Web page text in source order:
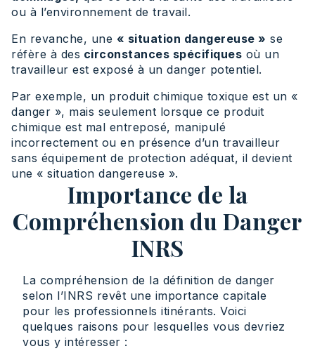
ou à l’environnement de travail.
En revanche, une « situation dangereuse » se
réfère à des circonstances spécifiques où un
travailleur est exposé à un danger potentiel.
Par exemple, un produit chimique toxique est un «
danger », mais seulement lorsque ce produit
chimique est mal entreposé, manipulé
incorrectement ou en présence d’un travailleur
sans équipement de protection adéquat, il devient
une « situation dangereuse ».
Importance de la
Compréhension du Danger
INRS
La compréhension de la définition de danger
selon l’INRS revêt une importance capitale
pour les professionnels itinérants. Voici
quelques raisons pour lesquelles vous devriez
vous y intéresser :